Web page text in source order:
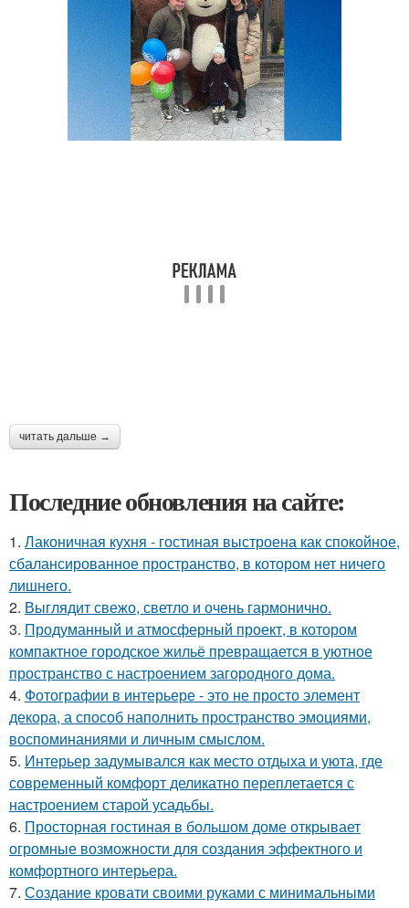
читать дальше →
Последние обновления на сайте:
1. Лаконичная кухня - гостиная выстроена как спокойное,
сбалансированное пространство, в котором нет ничего
лишнего.
2. Выглядит свежо, светло и очень гармонично.
3. Продуманный и атмосферный проект, в котором
компактное городское жильё превращается в уютное
пространство с настроением загородного дома.
4. Фотографии в интерьере - это не просто элемент
декора, а способ наполнить пространство эмоциями,
воспоминаниями и личным смыслом.
5. Интерьер задумывался как место отдыха и уюта, где
современный комфорт деликатно переплетается с
настроением старой усадьбы.
6. Просторная гостиная в большом доме открывает
огромные возможности для создания эффектного и
комфортного интерьера.
7. Создание кровати своими руками с минимальными